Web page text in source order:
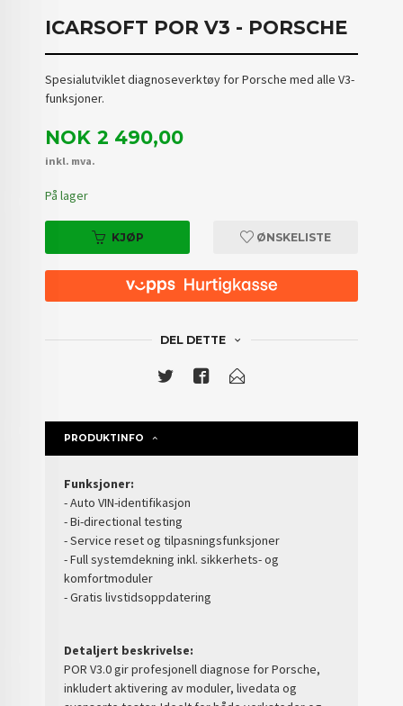
ICARSOFT POR V3 - PORSCHE
Spesialutviklet diagnoseverktøy for Porsche med alle V3-
funksjoner.
Pris
NOK 2 490,00
inkl. mva.
På lager
KJØP ØNSKELISTE
DEL DETTE
PRODUKTINFO
Funksjoner:
- Auto VIN-identifikasjon
- Bi-directional testing
- Service reset og tilpasningsfunksjoner
- Full systemdekning inkl. sikkerhets- og
komfortmoduler
- Gratis livstidsoppdatering
Detaljert beskrivelse:
POR V3.0 gir profesjonell diagnose for Porsche,
inkludert aktivering av moduler, livedata og